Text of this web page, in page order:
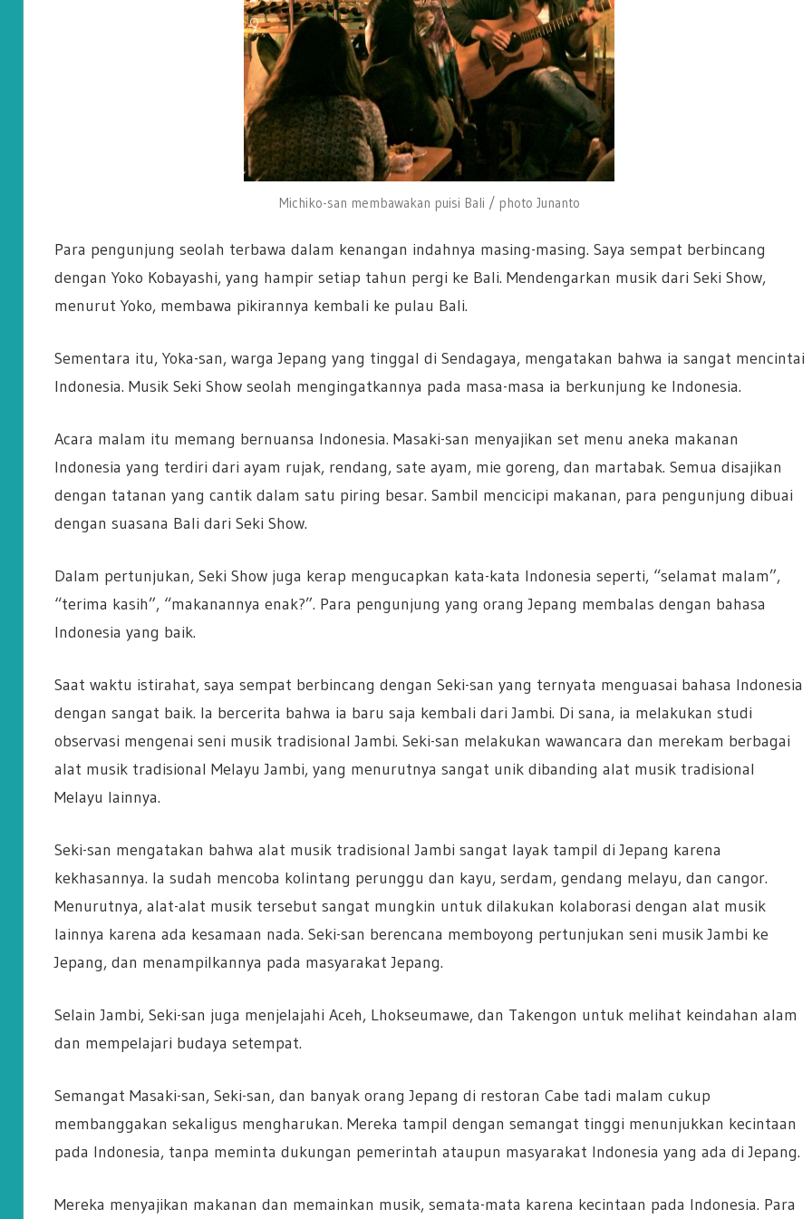
Michiko-san membawakan puisi Bali / photo Junanto
Para pengunjung seolah terbawa dalam kenangan indahnya masing-masing. Saya sempat berbincang
dengan Yoko Kobayashi, yang hampir setiap tahun pergi ke Bali. Mendengarkan musik dari Seki Show,
menurut Yoko, membawa pikirannya kembali ke pulau Bali.
Sementara itu, Yoka-san, warga Jepang yang tinggal di Sendagaya, mengatakan bahwa ia sangat mencintai
Indonesia. Musik Seki Show seolah mengingatkannya pada masa-masa ia berkunjung ke Indonesia.
Acara malam itu memang bernuansa Indonesia. Masaki-san menyajikan set menu aneka makanan
Indonesia yang terdiri dari ayam rujak, rendang, sate ayam, mie goreng, dan martabak. Semua disajikan
dengan tatanan yang cantik dalam satu piring besar. Sambil mencicipi makanan, para pengunjung dibuai
dengan suasana Bali dari Seki Show.
Dalam pertunjukan, Seki Show juga kerap mengucapkan kata-kata Indonesia seperti, “selamat malam”,
“terima kasih”, “makanannya enak?”. Para pengunjung yang orang Jepang membalas dengan bahasa
Indonesia yang baik.
Saat waktu istirahat, saya sempat berbincang dengan Seki-san yang ternyata menguasai bahasa Indonesia
dengan sangat baik. Ia bercerita bahwa ia baru saja kembali dari Jambi. Di sana, ia melakukan studi
observasi mengenai seni musik tradisional Jambi. Seki-san melakukan wawancara dan merekam berbagai
alat musik tradisional Melayu Jambi, yang menurutnya sangat unik dibanding alat musik tradisional
Melayu lainnya.
Seki-san mengatakan bahwa alat musik tradisional Jambi sangat layak tampil di Jepang karena
kekhasannya. Ia sudah mencoba kolintang perunggu dan kayu, serdam, gendang melayu, dan cangor.
Menurutnya, alat-alat musik tersebut sangat mungkin untuk dilakukan kolaborasi dengan alat musik
lainnya karena ada kesamaan nada. Seki-san berencana memboyong pertunjukan seni musik Jambi ke
Jepang, dan menampilkannya pada masyarakat Jepang.
Selain Jambi, Seki-san juga menjelajahi Aceh, Lhokseumawe, dan Takengon untuk melihat keindahan alam
dan mempelajari budaya setempat.
Semangat Masaki-san, Seki-san, dan banyak orang Jepang di restoran Cabe tadi malam cukup
membanggakan sekaligus mengharukan. Mereka tampil dengan semangat tinggi menunjukkan kecintaan
pada Indonesia, tanpa meminta dukungan pemerintah ataupun masyarakat Indonesia yang ada di Jepang.
Mereka menyajikan makanan dan memainkan musik, semata-mata karena kecintaan pada Indonesia. Para